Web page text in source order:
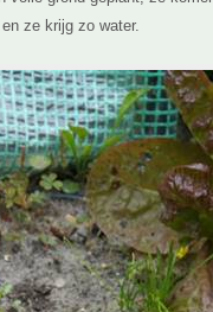
ze krijg zo water.